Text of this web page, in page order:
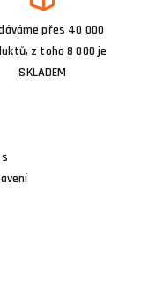
přes 40 000
z toho 8 000 je
SKLADEM